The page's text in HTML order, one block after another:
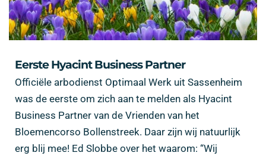
Eerste Hyacint Business Partner
Officiële arbodienst Optimaal Werk uit Sassenheim
was de eerste om zich aan te melden als Hyacint
Business Partner van de Vrienden van het
Bloemencorso Bollenstreek. Daar zijn wij natuurlijk
erg blij mee! Ed Slobbe over het waarom: “Wij